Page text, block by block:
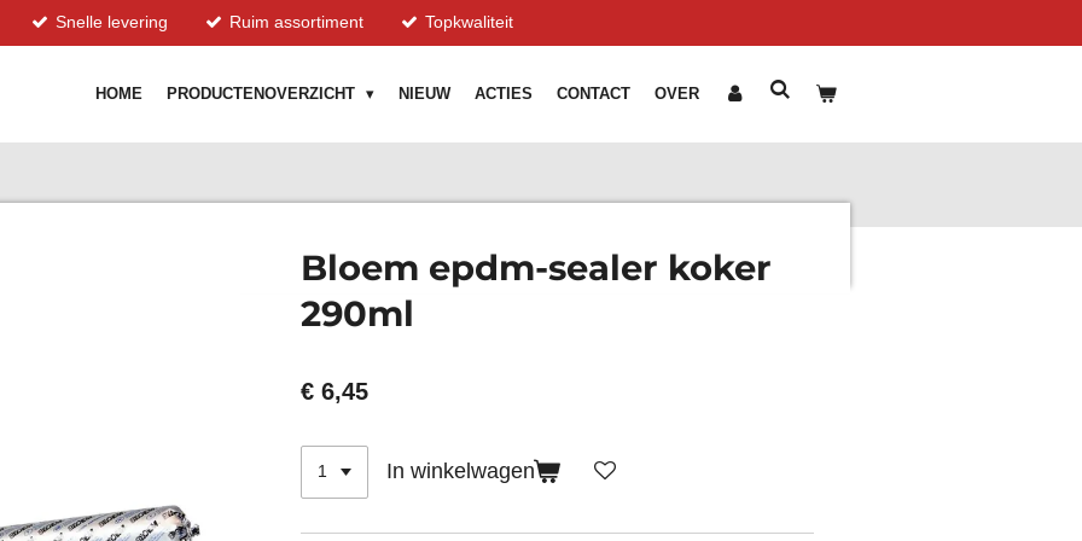
Snelle levering Ruim assortiment Topkwaliteit
HOME PRODUCTENOVERZICHT NIEUW ACTIES CONTACT OVER
Bloem epdm-sealer koker
290ml
€ 6,45
In winkelwagen